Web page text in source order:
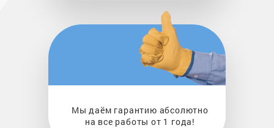
Мы даём гарантию абсолютно
на все работы от 1 года!